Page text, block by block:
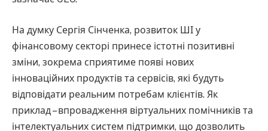
На думку Сергія Сінченка, розвиток ШІ у
фінансовому секторі принесе істотні позитивні
зміни, зокрема сприятиме появі нових
інноваційних продуктів та сервісів, які будуть
відповідати реальним потребам клієнтів. Як
приклад – впровадження віртуальних помічників та
інтелектуальних систем підтримки, що дозволить